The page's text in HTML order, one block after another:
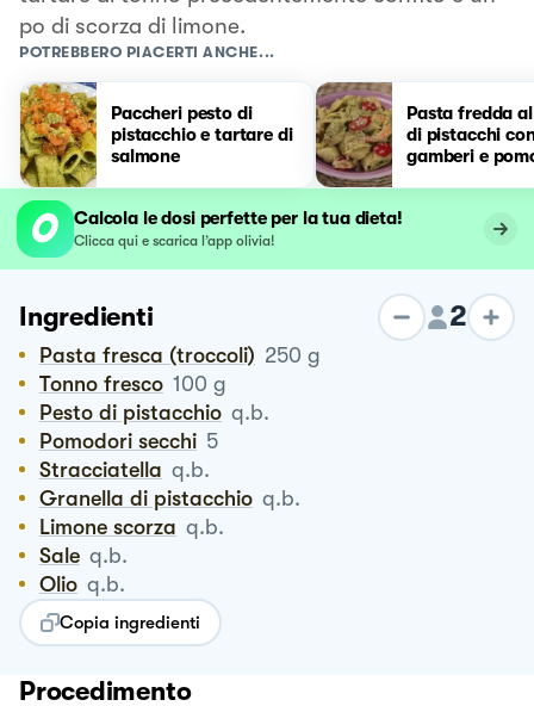
po di scorza di limone.
POTREBBERO PIACERTI ANCHE...
Paccheri pesto di
pistacchio e tartare di
salmone
Pasta fredda
di pistacchi
gamberi e
Calcola le dosi perfette per la tua dieta!
Clicca qui e scarica l’app olivia!
Ingredienti 2
Pasta fresca (troccoli) 250 g
Tonno fresco 100 g
Pesto di pistacchio q.b.
Pomodori secchi 5
Stracciatella q.b.
Granella di pistacchio q.b.
Limone scorza q.b.
Sale q.b.
Olio q.b.
Copia ingredienti
Procedimento